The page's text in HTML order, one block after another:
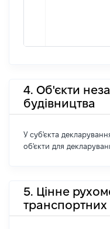
4. Об'єкти
будівництва
У суб'єкта
об'єкти для
5. Цінне
транспортних